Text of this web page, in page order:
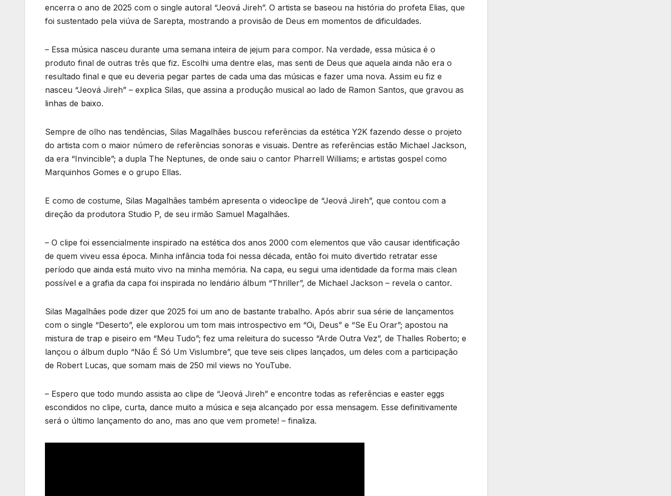
encerra o ano de 2025 com o single autoral “Jeová Jireh”. O artista se baseou na história do profeta Elias, que
foi sustentado pela viúva de Sarepta, mostrando a provisão de Deus em momentos de dificuldades.
– Essa música nasceu durante uma semana inteira de jejum para compor. Na verdade, essa música é o
produto final de outras três que fiz. Escolhi uma dentre elas, mas senti de Deus que aquela ainda não era o
resultado final e que eu deveria pegar partes de cada uma das músicas e fazer uma nova. Assim eu fiz e
nasceu “Jeová Jireh” – explica Silas, que assina a produção musical ao lado de Ramon Santos, que gravou as
linhas de baixo.
Sempre de olho nas tendências, Silas Magalhães buscou referências da estética Y2K fazendo desse o projeto
do artista com o maior número de referências sonoras e visuais. Dentre as referências estão Michael Jackson,
da era “Invincible”; a dupla The Neptunes, de onde saiu o cantor Pharrell Williams; e artistas gospel como
Marquinhos Gomes e o grupo Ellas.
E como de costume, Silas Magalhães também apresenta o videoclipe de “Jeová Jireh”, que contou com a
direção da produtora Studio P, de seu irmão Samuel Magalhães.
– O clipe foi essencialmente inspirado na estética dos anos 2000 com elementos que vão causar identificação
de quem viveu essa época. Minha infância toda foi nessa década, então foi muito divertido retratar esse
período que ainda está muito vivo na minha memória. Na capa, eu segui uma identidade da forma mais clean
possível e a grafia da capa foi inspirada no lendário álbum “Thriller”, de Michael Jackson – revela o cantor.
Silas Magalhães pode dizer que 2025 foi um ano de bastante trabalho. Após abrir sua série de lançamentos
com o single “Deserto”, ele explorou um tom mais introspectivo em “Oi, Deus” e “Se Eu Orar”; apostou na
mistura de trap e piseiro em “Meu Tudo”; fez uma releitura do sucesso “Arde Outra Vez”, de Thalles Roberto; e
lançou o álbum duplo “Não É Só Um Vislumbre”, que teve seis clipes lançados, um deles com a participação
de Robert Lucas, que somam mais de 250 mil views no YouTube.
– Espero que todo mundo assista ao clipe de “Jeová Jireh” e encontre todas as referências e easter eggs
escondidos no clipe, curta, dance muito a música e seja alcançado por essa mensagem. Esse definitivamente
será o último lançamento do ano, mas ano que vem promete! – finaliza.